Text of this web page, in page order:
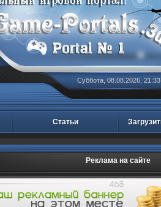
Суббота, 08.08.2026, 21:33
Статьи
Реклама на сайте